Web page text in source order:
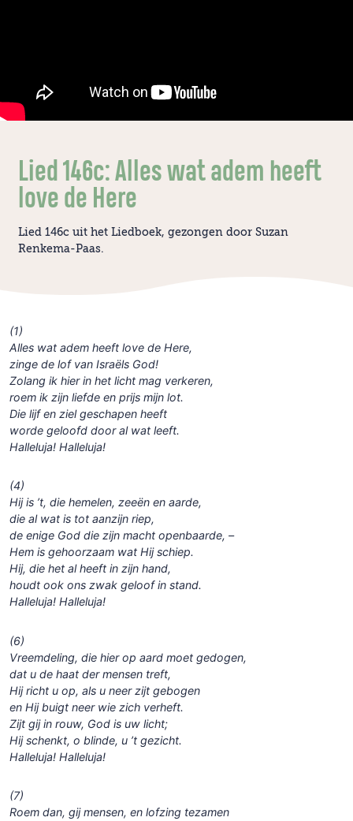
Lied 146c: Alles wat adem heeft
love de Here
Lied 146c uit het Liedboek, gezongen door Suzan
Renkema-Paas.
(1)
Alles wat adem heeft love de Here,
zinge de lof van Israëls God!
Zolang ik hier in het licht mag verkeren,
roem ik zijn liefde en prijs mijn lot.
Die lijf en ziel geschapen heeft
worde geloofd door al wat leeft.
Halleluja! Halleluja!
(4)
Hij is ’t, die hemelen, zeeën en aarde,
die al wat is tot aanzijn riep,
de enige God die zijn macht openbaarde, –
Hem is gehoorzaam wat Hij schiep.
Hij, die het al heeft in zijn hand,
houdt ook ons zwak geloof in stand.
Halleluja! Halleluja!
(6)
Vreemdeling, die hier op aard moet gedogen,
dat u de haat der mensen treft,
Hij richt u op, als u neer zijt gebogen
en Hij buigt neer wie zich verheft.
Zijt gij in rouw, God is uw licht;
Hij schenkt, o blinde, u ’t gezicht.
Halleluja! Halleluja!
(7)
Roem dan, gij mensen, en lofzing tezamen